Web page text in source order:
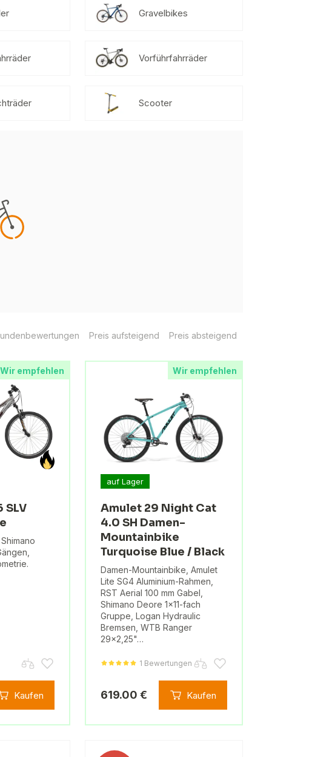
Gravelbikes
Vorführfahrräder
Scooter
Preis aufsteigend Preis absteigend
Wir empfehlen
SLV
Kaufen
Wir empfehlen
auf Lager
Amulet 29 Night Cat
4.0 SH Damen-
Mountainbike
Turquoise Blue / Black
Damen-Mountainbike, Amulet
Lite SG4 Aluminium-Rahmen,
RST Aerial 100 mm Gabel,
Shimano Deore 1×11-fach
Gruppe, Logan Hydraulic
Bremsen, WTB Ranger
29×2,25"…
1 Bewertungen
619.00 € Kaufen